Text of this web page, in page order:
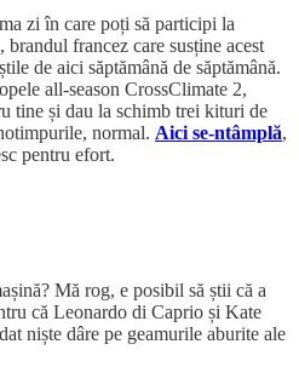
zi în care poți să participi la
, brandul francez care susține acest
de aici săptămână de săptămână.
all-season CrossClimate 2,
tine și dau la schimb trei kituri de
normal. Aici se-ntâmplă,
pentru efort.
Mă rog, e posibil să știi că a
că Leonardo di Caprio și Kate
niște dâre pe geamurile aburite ale